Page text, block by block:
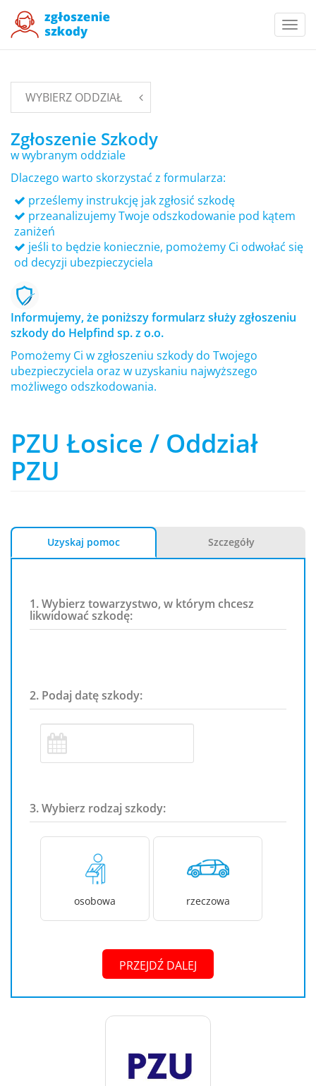
WYBIERZ ODDZIAŁ
Zgłoszenie Szkody
w wybranym oddziale
Dlaczego warto skorzystać z formularza:
prześlemy instrukcję jak zgłosić szkodę
przeanalizujemy Twoje odszkodowanie pod kątem
zaniżeń
jeśli to będzie koniecznie, pomożemy Ci odwołać się
od decyzji ubezpieczyciela
Informujemy, że poniższy formularz służy zgłoszeniu
szkody do Helpfind sp. z o.o.
Pomożemy Ci w zgłoszeniu szkody do Twojego
ubezpieczyciela oraz w uzyskaniu najwyższego
możliwego odszkodowania.
PZU Łosice / Oddział
PZU
Uzyskaj pomoc Szczegóły
1. Wybierz towarzystwo, w którym chcesz
likwidować szkodę:
2. Podaj datę szkody:
3. Wybierz rodzaj szkody:
osobowa rzeczowa
PRZEJDŹ DALEJ